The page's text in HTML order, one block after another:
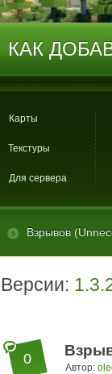
КАК
Карты
Текстуры
Для сервера
Взрывов
Версии:
0
Автор: